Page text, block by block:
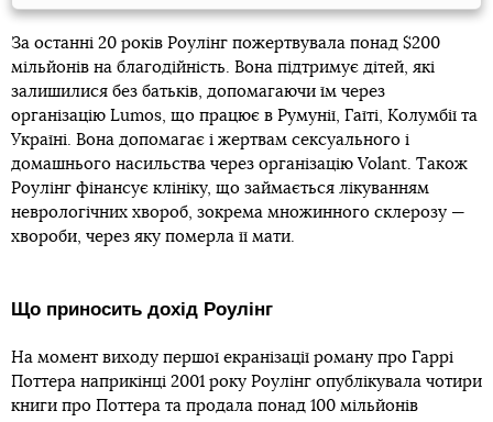
За останні 20 років Роулінг пожертвувала понад $200
мільйонів на благодійність. Вона підтримує дітей, які
залишилися без батьків, допомагаючи їм через
організацію Lumos, що працює в Румунії, Гаїті, Колумбії та
Україні. Вона допомагає і жертвам сексуального і
домашнього насильства через організацію Volant. Також
Роулінг фінансує клініку, що займається лікуванням
неврологічних хвороб, зокрема множинного склерозу —
хвороби, через яку померла її мати.
Що приносить дохід Роулінг
На момент виходу першої екранізації роману про Гаррі
Поттера наприкінці 2001 року Роулінг опублікувала чотири
книги про Поттера та продала понад 100 мільйонів